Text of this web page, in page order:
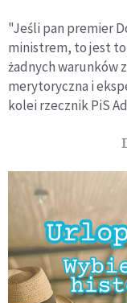
"Jeśli pan premier
ministrem, to jest
żadnych warunków
merytoryczna i
kolei rzecznik PiS